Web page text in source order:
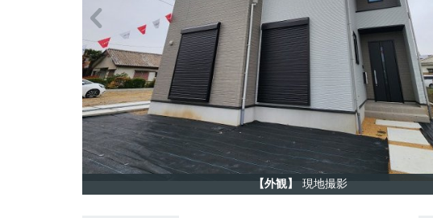
【外観】 現地撮影